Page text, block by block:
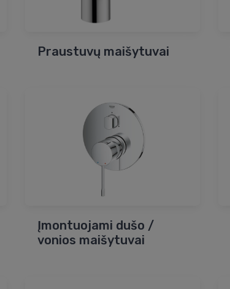
Praustuvų maišytuvai
Įmontuojami dušo /
vonios maišytuvai